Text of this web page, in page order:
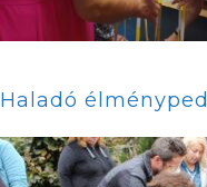
Haladó